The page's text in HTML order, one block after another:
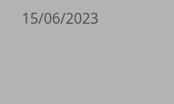
15/06/2023